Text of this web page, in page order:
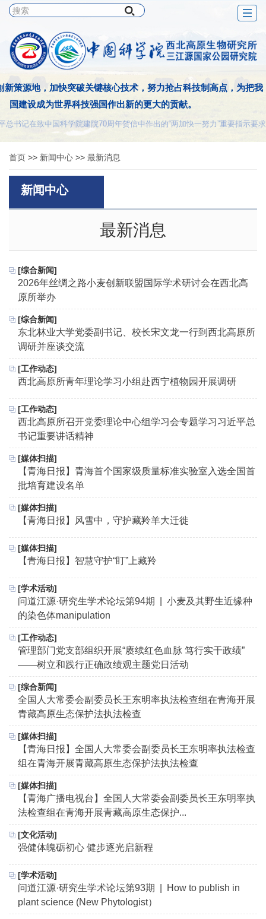
新策源地，加快突破关键核心技术，努力抢占科技制高点，为把我
国建设成为世界科技强国作出新的更大的贡献。
书记在致中国科学院建院70周年贺信中作出的“两加快一努力”重要指示要求
首页 >> 新闻中心 >> 最新消息
新闻中心
最新消息
[综合新闻]
2026年丝绸之路小麦创新联盟国际学术研讨会在西北高
原所举办
[综合新闻]
东北林业大学党委副书记、校长宋文龙一行到西北高原所
调研并座谈交流
[工作动态]
西北高原所青年理论学习小组赴西宁植物园开展调研
[工作动态]
西北高原所召开党委理论中心组学习会专题学习习近平总
书记重要讲话精神
[媒体扫描]
【青海日报】青海首个国家级质量标准实验室入选全国首
批培育建设名单
[媒体扫描]
【青海日报】风雪中，守护藏羚羊大迁徙
[媒体扫描]
【青海日报】智慧守护“盯”上藏羚
[学术活动]
问道江源·研究生学术论坛第94期 | 小麦及其野生近缘种
的染色体manipulation
[工作动态]
管理部门党支部组织开展“赓续红色血脉 笃行实干政绩”
——树立和践行正确政绩观主题党日活动
[综合新闻]
全国人大常委会副委员长王东明率执法检查组在青海开展
青藏高原生态保护法执法检查
[媒体扫描]
【青海日报】全国人大常委会副委员长王东明率执法检查
组在青海开展青藏高原生态保护法执法检查
[媒体扫描]
【青海广播电视台】全国人大常委会副委员长王东明率执
法检查组在青海开展青藏高原生态保护...
[文化活动]
强健体魄砺初心 健步逐光启新程
[学术活动]
问道江源·研究生学术论坛第93期 | How to publish in
plant science (New Phytologist）